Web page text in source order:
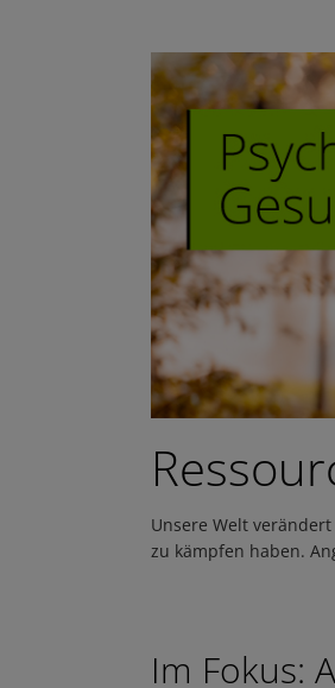
Unsere Welt
zu kämpfen haben.
Im Fokus: